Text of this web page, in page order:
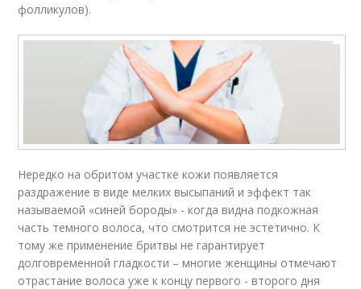
фолликулов).
Нередко на обритом участке кожи появляется
раздражение в виде мелких высыпаний и эффект так
называемой «синей бороды» - когда видна подкожная
часть темного волоса, что смотрится не эстетично. К
тому же применение бритвы не гарантирует
долговременной гладкости – многие женщины отмечают
отрастание волоса уже к концу первого - второго дня